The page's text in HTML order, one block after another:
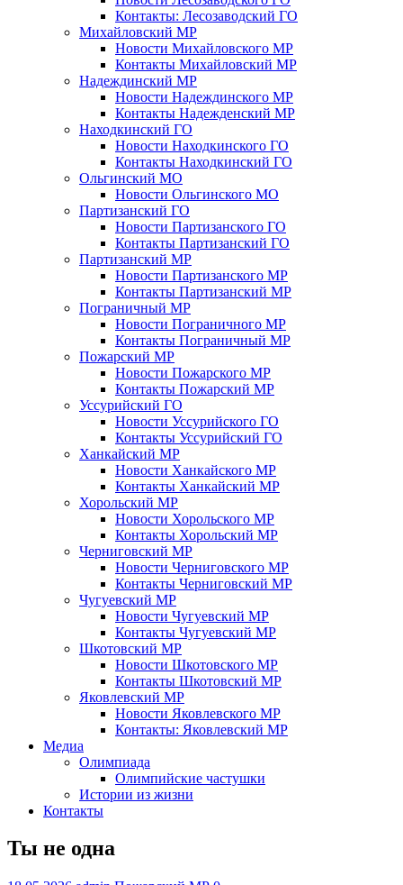
Контакты: Лесозаводский ГО
Михайловский МР
Новости Михайловского МР
Контакты Михайловский МР
Надеждинский МР
Новости Надеждинского МР
Контакты Надежденский МР
Находкинский ГО
Новости Находкинского ГО
Контакты Находкинский ГО
Ольгинский МО
Новости Ольгинского МО
Партизанский ГО
Новости Партизанского ГО
Контакты Партизанский ГО
Партизанский МР
Новости Партизанского МР
Контакты Партизанский МР
Пограничный МР
Новости Пограничного МР
Контакты Пограничный МР
Пожарский МР
Новости Пожарского МР
Контакты Пожарский МР
Уссурийский ГО
Новости Уссурийского ГО
Контакты Уссурийский ГО
Ханкайский МР
Новости Ханкайского МР
Контакты Ханкайский МР
Хорольский МР
Новости Хорольского МР
Контакты Хорольский МР
Черниговский МР
Новости Черниговского МР
Контакты Черниговский МР
Чугуевский МР
Новости Чугуевский МР
Контакты Чугуевский МР
Шкотовский МР
Новости Шкотовского МР
Контакты Шкотовский МР
Яковлевский МР
Новости Яковлевского МР
Контакты: Яковлевский МР
Медиа
Олимпиада
Олимпийские частушки
Истории из жизни
Контакты
Ты не одна